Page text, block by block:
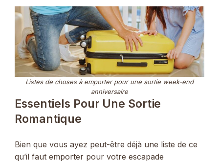
Listes de choses à emporter pour une sortie week-end
anniversaire
Essentiels Pour Une Sortie
Romantique
Bien que vous ayez peut-être déjà une liste de ce
qu’il faut emporter pour votre escapade